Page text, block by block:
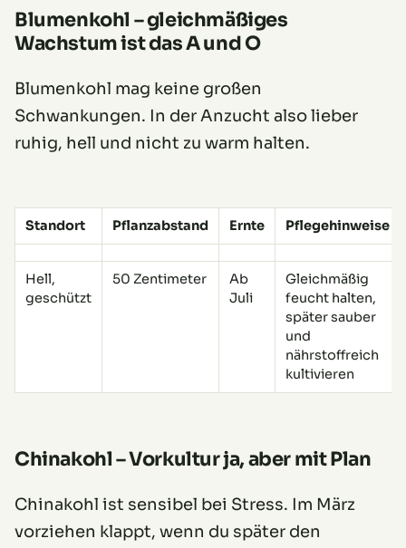
Blumenkohl – gleichmäßiges
Wachstum ist das A und O
Blumenkohl mag keine großen
Schwankungen. In der Anzucht also lieber
ruhig, hell und nicht zu warm halten.
Standort Pflanzabstand Ernte Pflegehinweise
Hell,
geschützt
50 Zentimeter
Ab
Juli
Gleichmäßig
feucht halten,
später sauber
und
nährstoffreich
kultivieren
Chinakohl – Vorkultur ja, aber mit Plan
Chinakohl ist sensibel bei Stress. Im März
vorziehen klappt, wenn du später den